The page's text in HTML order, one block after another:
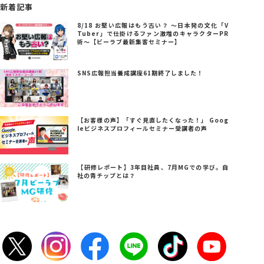
新着記事
8/18 お堅い広報はもう古い？ ～日本発の文化「V
Tuber」で仕掛けるファン激増のキャラクターPR
術～【ビーラブ最新集客セミナー】
SNS広報担当養成講座61期終了しました！
【お客様の声】「すぐ見直したくなった！」 Goog
leビジネスプロフィールセミナー受講者の声
【研修レポート】3年目社員、7月MGでの学び。自
社の青チップとは？